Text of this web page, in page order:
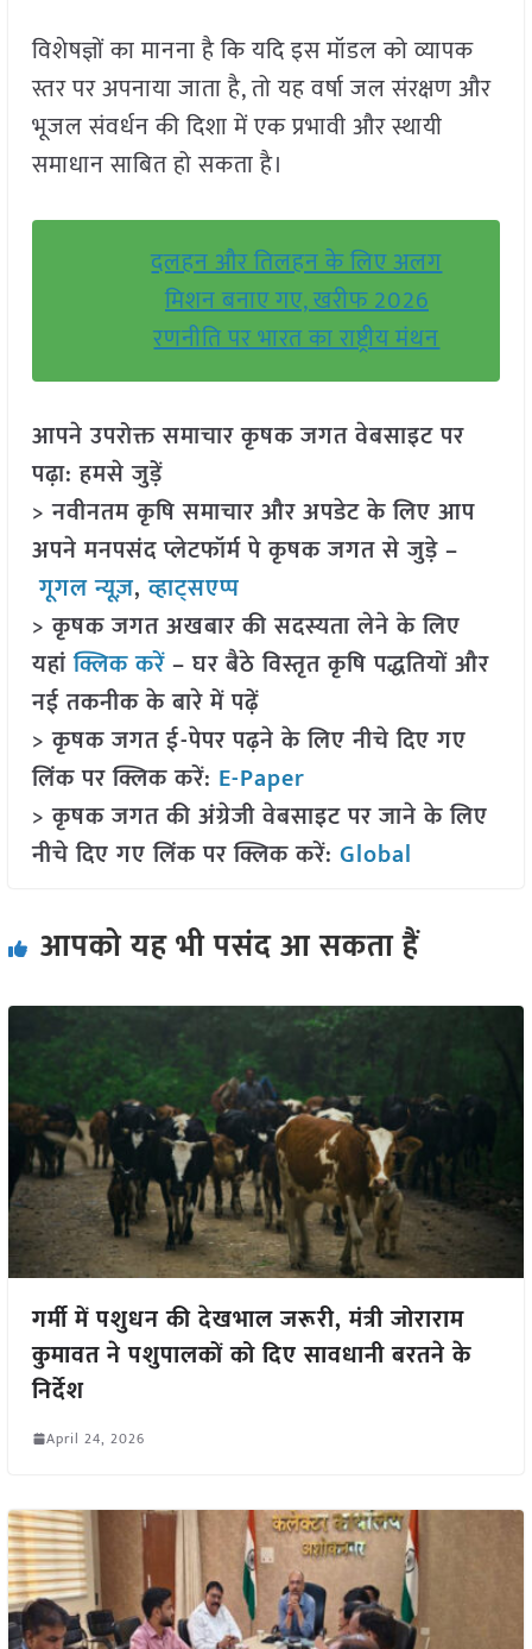
विशेषज्ञों का मानना है कि यदि इस मॉडल को व्यापक
स्तर पर अपनाया जाता है, तो यह वर्षा जल संरक्षण और
भूजल संवर्धन की दिशा में एक प्रभावी और स्थायी
समाधान साबित हो सकता है।
दलहन और तिलहन के लिए अलग
मिशन बनाए गए, खरीफ 2026
रणनीति पर भारत का राष्ट्रीय मंथन
आपने उपरोक्त समाचार कृषक जगत वेबसाइट पर
पढ़ा: हमसे जुड़ें
> नवीनतम कृषि समाचार और अपडेट के लिए आप
अपने मनपसंद प्लेटफॉर्म पे कृषक जगत से जुड़े –
गूगल न्यूज़,व्हाट्सएप्प
> कृषक जगत अखबार की सदस्यता लेने के लिए
यहांक्लिक करें– घर बैठे विस्तृत कृषि पद्धतियों और
नई तकनीक के बारे में पढ़ें
> कृषक जगत ई-पेपर पढ़ने के लिए नीचे दिए गए
लिंक पर क्लिक करें: E-Paper
> कृषक जगत की अंग्रेजी वेबसाइट पर जाने के लिए
नीचे दिए गए लिंक पर क्लिक करें: Global
आपको यह भी पसंद आ सकता हैं
गर्मी में पशुधन की देखभाल जरूरी, मंत्री जोराराम
कुमावत ने पशुपालकों को दिए सावधानी बरतने के
निर्देश
April 24, 2026